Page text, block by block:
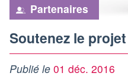
Partenaires
Soutenez le
Publié le 01 déc. 2016